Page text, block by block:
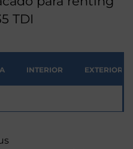
TDI
INTERIOR EXTERIOR